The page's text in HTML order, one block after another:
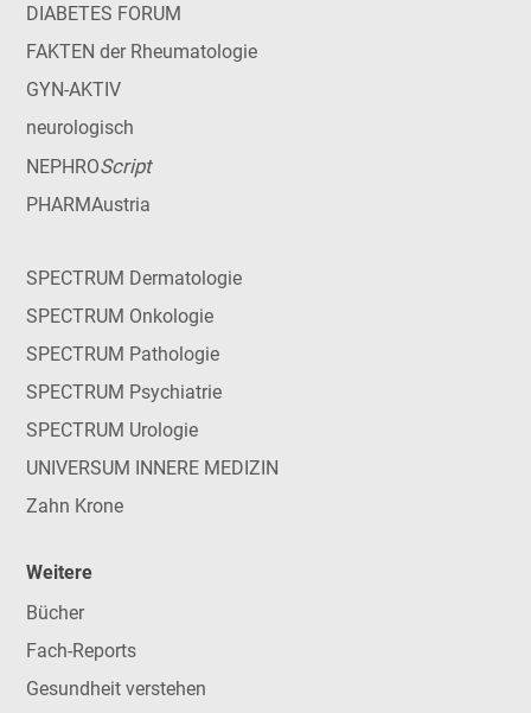
DIABETES FORUM
FAKTEN der Rheumatologie
GYN-AKTIV
neurologisch
NEPHROScript
PHARMAustria
SPECTRUM Dermatologie
SPECTRUM Onkologie
SPECTRUM Pathologie
SPECTRUM Psychiatrie
SPECTRUM Urologie
UNIVERSUM INNERE MEDIZIN
Zahn Krone
Weitere
Bücher
Fach-Reports
Gesundheit verstehen